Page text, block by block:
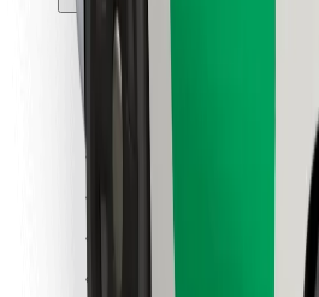
Keleiviams
Vairuotojams
Kurjeriams
Automobilių nuomos
Restoranams